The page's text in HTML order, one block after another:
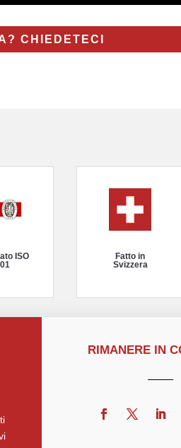
CHIEDETECI
ISO
Fatto in
Svizzera
RIMANERE IN